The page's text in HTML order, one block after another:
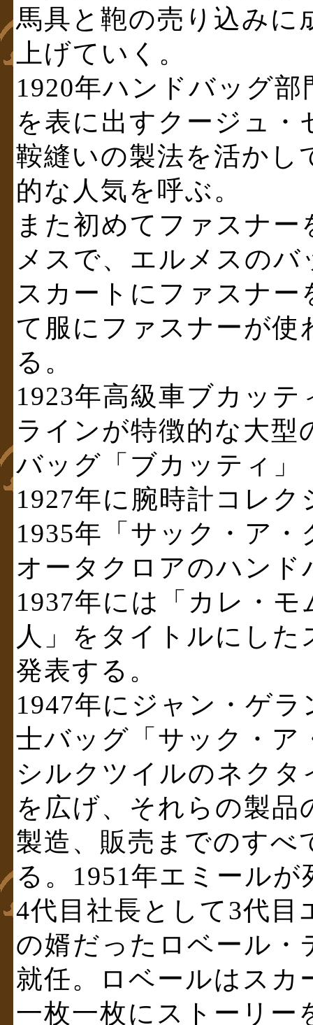
馬具と鞄の売り込みに
上げていく。
1920年ハンドバッグ
を表に出すクージュ・
鞍縫いの製法を活かし
的な人気を呼ぶ。
また初めてファスナ
メスで、エルメスの
スカートにファスナ
て服にファスナーが
る。
1923年高級車ブカッ
ラインが特徴的な大型
バッグ「ブカッティ」
1927年に腕時計コレク
1935年「サック・ア
オータクロアのハンド
1937年には「カレ・
人」をタイトルにし
発表する。
1947年にジャン・ゲ
士バッグ「サック・ア
シルクツイルのネク
を広げ、それらの製品
製造、販売までのすべ
る。1951年エミールが
4代目社長として3代
の婿だったロベール・
就任。ロベールはスカ
一枚一枚にストーリー